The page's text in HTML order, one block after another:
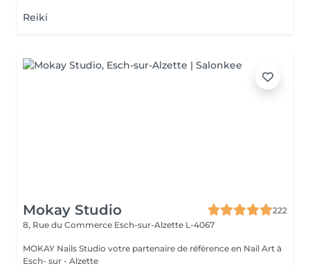
Reiki
Mokay Studio
222
8, Rue du Commerce Esch-sur-Alzette L-4067
MOKAY Nails Studio votre partenaire de référence en Nail Art à
Esch- sur - Alzette